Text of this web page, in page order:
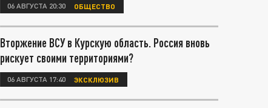
06 АВГУСТА 20:30 ОБЩЕСТВО
Вторжение ВСУ в Курскую область. Россия вновь
рискует своими территориями?
06 АВГУСТА 17:40 ЭКСКЛЮЗИВ